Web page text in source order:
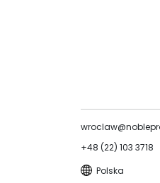
+48 (22) 103 3718
Polska